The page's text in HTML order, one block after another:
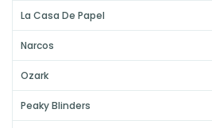
La Casa De Papel
Narcos
Ozark
Peaky Blinders